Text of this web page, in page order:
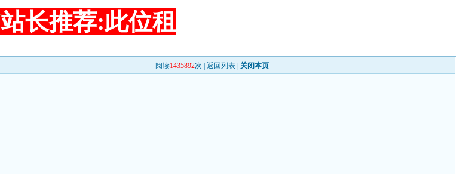
站长推荐:此位租
阅读1435892次 |返回列表 关闭本页